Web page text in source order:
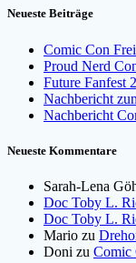
Neueste Beiträge
Comic Con
Proud Nerd
Future Fanfest
Nachbericht
Nachbericht
Neueste Kommentare
Sarah-Lena
Doc Toby L.
Doc Toby L.
Mario zu
Doni zu Comic